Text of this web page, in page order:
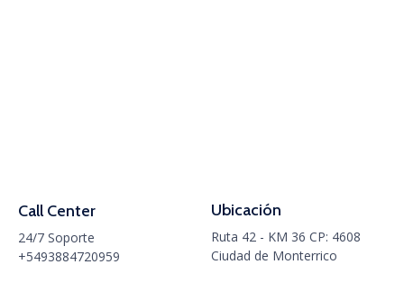
Call Center
24/7 Soporte
+5493884720959
Ubicación
Ruta 42 - KM 36 CP: 4608
Ciudad de Monterrico